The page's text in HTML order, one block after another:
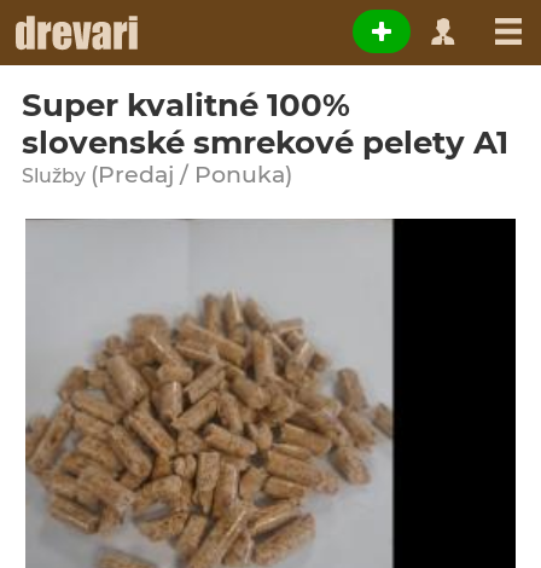
Super kvalitné 100%
slovenské smrekové pelety A1
Služby (Predaj / Ponuka)